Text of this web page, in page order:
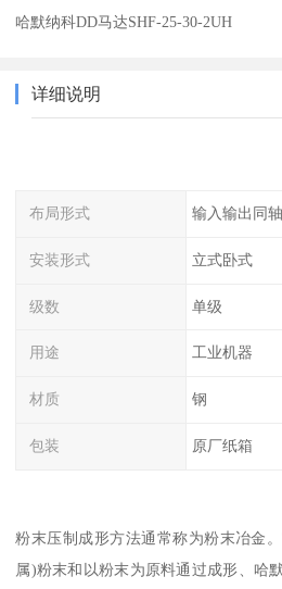
哈默纳科DD马达SHF-25-30-2UH
详细说明
布局形式 输入输出同轴
安装形式 立式卧式
级数 单级
用途 工业机器
材质 钢
包装 原厂纸箱
粉末压制成形方法通常称为粉末冶金
属)粉末和以粉末为原料通过成形、哈